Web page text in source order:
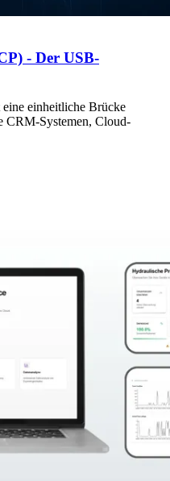
- Der USB-
einheitliche Brücke
CRM-Systemen, Cloud-